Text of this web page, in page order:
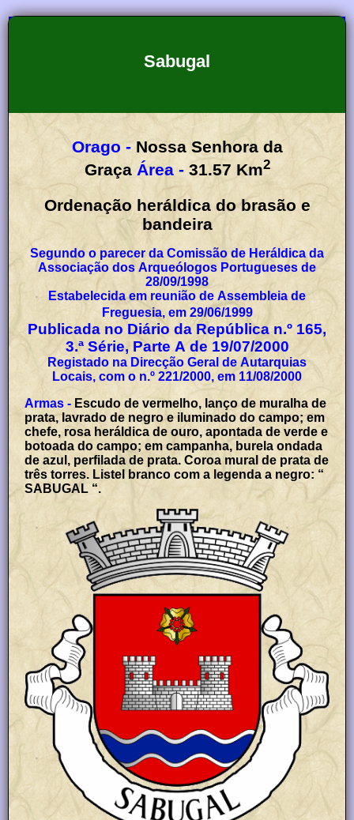
Sabugal
Orago - Nossa Senhora da
Graça
Área - 31.57 Km2
Ordenação heráldica do brasão e
bandeira
Segundo o parecer da Comissão de Heráldica da
Associação dos Arqueólogos Portugueses de
28/09/1998
Estabelecida em reunião de Assembleia de
Freguesia, em 29/06/1999
Publicada no Diário da República n.º 165,
3.ª Série, Parte A de 19/07/2000
Registado na Direcção Geral de Autarquias
Locais, com o n.º 221/2000, em 11/08/2000
Armas - Escudo de vermelho, lanço de muralha de
prata, lavrado de negro e iluminado do campo; em
chefe, rosa heráldica de ouro, apontada de verde e
botoada do campo; em campanha, burela ondada
de azul, perfilada de prata. Coroa mural de prata de
três torres. Listel branco com a legenda a negro: “
SABUGAL “.